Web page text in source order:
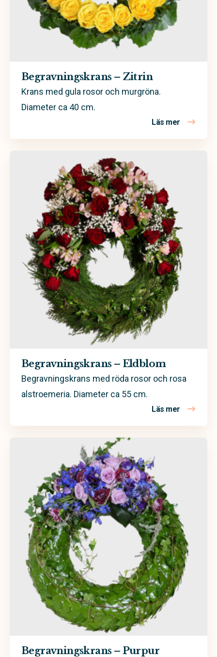
Kistdekoration
Begravningskrans – Zitrin
Krans med gula rosor och murgröna.
Diameter ca 40 cm.
Läs mer om
Begravningskrans – Eldblom
Begravningskrans med röda rosor och rosa
alstroemeria. Diameter ca 55 cm.
Läs mer om
Begravningskrans – Purpur